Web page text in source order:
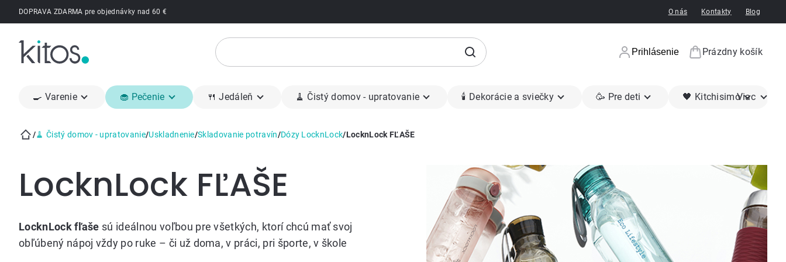
PrejsťDOPRAVA ZDARMA pre objednávky nad 60 € O nás Kontakty Blog
Prihlásenie
Nákupný
Prázdny košík
🍳 Varenie 🧁 Pečenie 🍴 Jedáleň 🧹 Čistý domov - upratovanie 🕯 Dekorácie a sviečky 🥳 Pre deti 🖤 KitchisimoViac
/🧹 Čistý domov - upratovanie/Uskladnenie/Skladovanie potravín/Dózy LocknLock/LocknLock FĽAŠE
LocknLock FĽAŠE
LocknLock fľaše sú ideálnou voľbou pre všetkých, ktorí chcú mať svoj
obľúbený nápoj vždy po ruke – či už doma, v práci, pri športe, v škole